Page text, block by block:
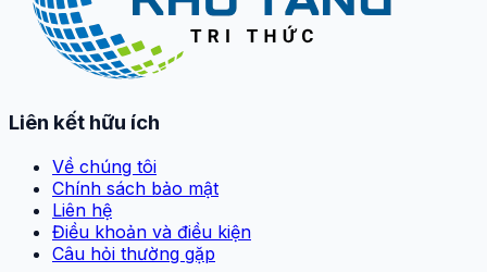
Liên kết hữu ích
Về chúng tôi
Chính sách bảo mật
Liên hệ
Điều khoản và điều kiện
Câu hỏi thường gặp